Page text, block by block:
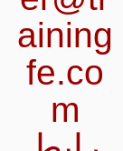
aining
fe.co
m